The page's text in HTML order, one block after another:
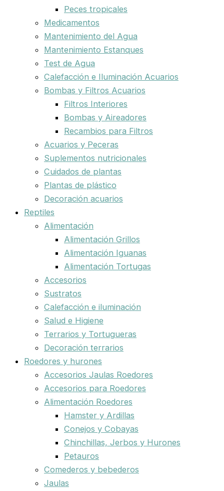
Peces tropicales
Medicamentos
Mantenimiento del Agua
Mantenimiento Estanques
Test de Agua
Calefacción e Iluminación Acuarios
Bombas y Filtros Acuarios
Filtros Interiores
Bombas y Aireadores
Recambios para Filtros
Acuarios y Peceras
Suplementos nutricionales
Cuidados de plantas
Plantas de plástico
Decoración acuarios
Reptiles
Alimentación
Alimentación Grillos
Alimentación Iguanas
Alimentación Tortugas
Accesorios
Sustratos
Calefacción e iluminación
Salud e Higiene
Terrarios y Tortugueras
Decoración terrarios
Roedores y hurones
Accesorios Jaulas Roedores
Accesorios para Roedores
Alimentación Roedores
Hamster y Ardillas
Conejos y Cobayas
Chinchillas, Jerbos y Hurones
Petauros
Comederos y bebederos
Jaulas